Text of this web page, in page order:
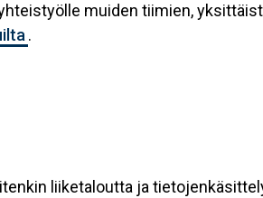
muiden tiimien,
.
liiketaloutta ja